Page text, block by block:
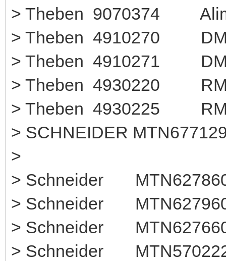
> Theben 9070374
> Theben
> Theben
> Theben
> Theben
> SCHNEIDER
>
> Schneider
> Schneider
> Schneider
> Schneider